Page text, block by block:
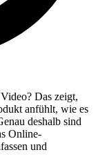
Das zeigt,
anfühlt, wie es
deshalb sind
Online-
und